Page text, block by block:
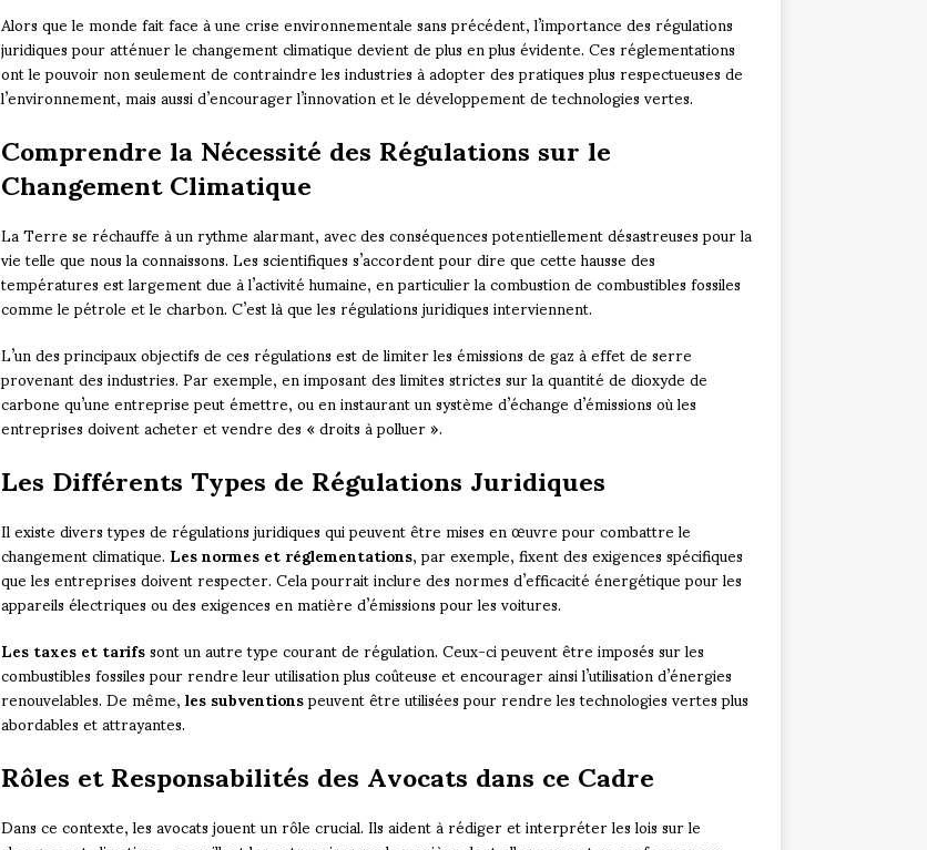
Alors que le monde fait face à une crise environnementale sans précédent, l’importance des régulations
juridiques pour atténuer le changement climatique devient de plus en plus évidente. Ces réglementations
ont le pouvoir non seulement de contraindre les industries à adopter des pratiques plus respectueuses de
l’environnement, mais aussi d’encourager l’innovation et le développement de technologies vertes.
Comprendre la Nécessité des Régulations sur le
Changement Climatique
La Terre se réchauffe à un rythme alarmant, avec des conséquences potentiellement désastreuses pour la
vie telle que nous la connaissons. Les scientifiques s’accordent pour dire que cette hausse des
températures est largement due à l’activité humaine, en particulier la combustion de combustibles fossiles
comme le pétrole et le charbon. C’est là que les régulations juridiques interviennent.
L’un des principaux objectifs de ces régulations est de limiter les émissions de gaz à effet de serre
provenant des industries. Par exemple, en imposant des limites strictes sur la quantité de dioxyde de
carbone qu’une entreprise peut émettre, ou en instaurant un système d’échange d’émissions où les
entreprises doivent acheter et vendre des « droits à polluer ».
Les Différents Types de Régulations Juridiques
Il existe divers types de régulations juridiques qui peuvent être mises en œuvre pour combattre le
changement climatique.Les normes et réglementations, par exemple, fixent des exigences spécifiques
que les entreprises doivent respecter. Cela pourrait inclure des normes d’efficacité énergétique pour les
appareils électriques ou des exigences en matière d’émissions pour les voitures.
Les taxes et tarifssont un autre type courant de régulation. Ceux-ci peuvent être imposés sur les
combustibles fossiles pour rendre leur utilisation plus coûteuse et encourager ainsi l’utilisation d’énergies
renouvelables. De même,les subventionspeuvent être utilisées pour rendre les technologies vertes plus
abordables et attrayantes.
Rôles et Responsabilités des Avocats dans ce Cadre
Dans ce contexte, les avocats jouent un rôle crucial. Ils aident à rédiger et interpréter les lois sur le